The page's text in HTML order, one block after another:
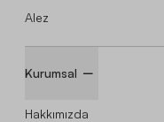
Alez
Kurumsal
Hakkımızda